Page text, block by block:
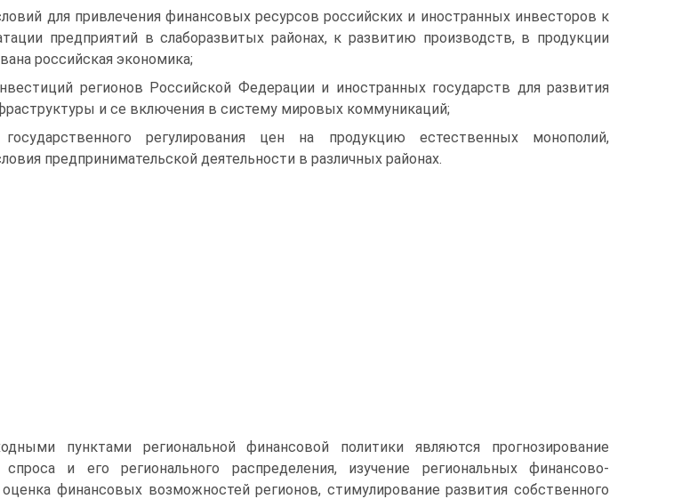
для привлечения финансовых ресурсов российских и иностранных инвесторов к
предприятий в слаборазвитых районах, к развитию производств, в продукции
российская экономика;
регионов Российской Федерации и иностранных государств для развития
и се включения в систему мировых коммуникаций;
регулирования цен на про­дукцию естественных монополий,
пред­принимательской деятельности в различных районах.
пунктами региональной финансовой политики являются прогнозирование
спроса и его регионального распределения, изучение региональных финан­сово-
финансовых возможностей регио­нов, стимулирование развития собственного